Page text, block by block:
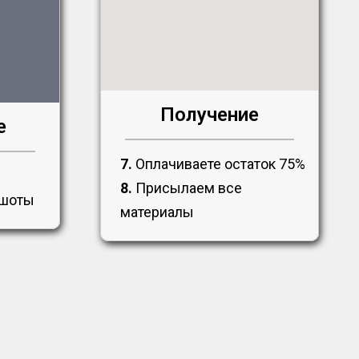
Получение
7. Оплачиваете остаток 75%
8. Присылаем все
материалы